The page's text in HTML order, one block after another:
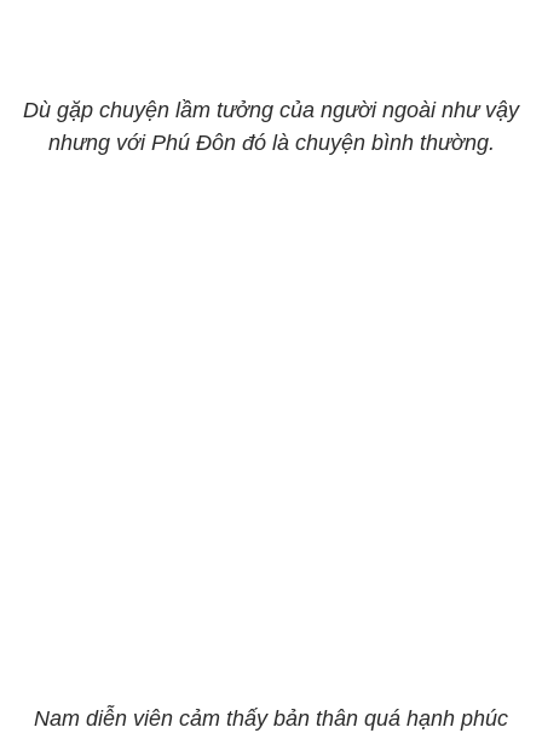
Dù gặp chuyện lầm tưởng của người ngoài như vậy
nhưng với Phú Đôn đó là chuyện bình thường.
Nam diễn viên cảm thấy bản thân quá hạnh phúc